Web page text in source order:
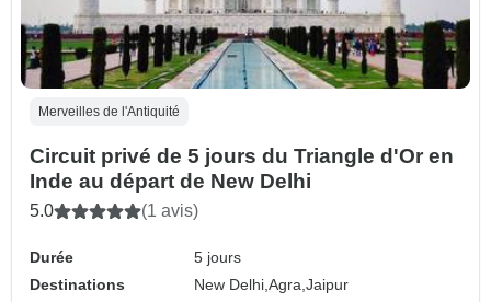
Merveilles de l'Antiquité
Circuit privé de 5 jours du Triangle d'Or en
Inde au départ de New Delhi
5.0 (1 avis)
Durée
5 jours
Destinations
New Delhi,Agra,Jaipur